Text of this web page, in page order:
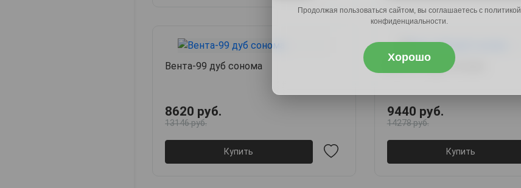
Вента-99 дуб сонома
8620 руб.
13146 руб.
Купить
Вента-98 дуб сонома
9440 руб.
14278 руб.
Купить
Продолжая пользоваться сайтом, вы соглашаетесь с политикой
конфиденциальности.
Хорошо